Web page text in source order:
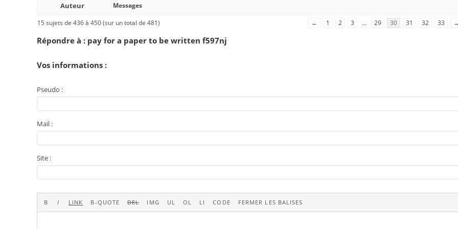
Auteur
Messages
15 sujets de 436 à 450 (sur un total de 481)
← 1 2 3 … 29 30 31 32 33
Répondre à : pay for a paper to be written f597nj
Vos informations :
Pseudo :
Mail :
Site :